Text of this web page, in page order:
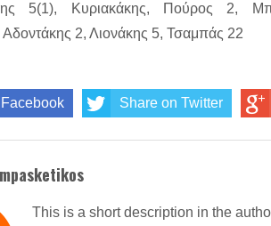
5(1), Κυριακάκης, Πούρος 2,
Αδοντάκης 2, Λιονάκης 5, Τσαμπάς 22
Share on Twitter
This is a short description in the